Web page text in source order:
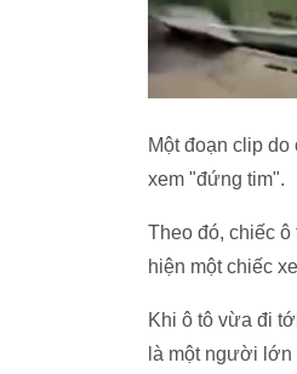
Một đoạn clip
xem "đứng tim".
Theo đó, chiếc
hiện một chiếc
Khi ô tô vừa đi
là một người lớn